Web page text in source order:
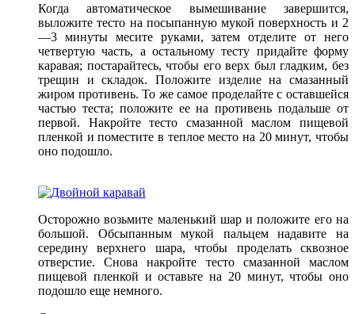
Когда автоматическое вымешивание завершится,
выложите тесто на посыпанную мукой поверхность и 2
—3 минуты месите руками, затем отделите от него
четвертую часть, а остальному тесту придайте форму
каравая; постарайтесь, чтобы его верх был гладким, без
трещин и складок. Положите изделие на смазанный
жиром противень. То же самое проделайте с оставшейся
частью теста; положите ее на противень подальше от
первой. Накройте тесто смазанной маслом пищевой
пленкой и поместите в теплое место на 20 минут, чтобы
оно подошло.
Осторожно возьмите маленький шар и положите его на
большой. Обсыпанным мукой пальцем надавите на
середину верхнего шара, чтобы проделать сквозное
отверстие. Снова накройте тесто смазанной маслом
пищевой пленкой и оставьте на 20 минут, чтобы оно
подошло еще немного.